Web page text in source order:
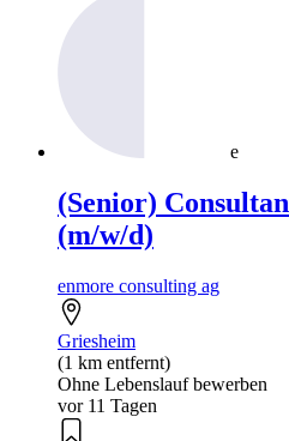
e
(Senior)
(m/w/d)
enmore consulting ag
Griesheim
(1 km entfernt)
Ohne Lebenslauf bewerben
vor 11 Tagen